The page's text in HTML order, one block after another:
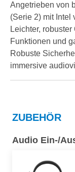
Angetrieben von
(Serie 2) mit Intel
Leichter,
Funktionen und
Robuste
immersive
ZUBEHÖR
Audio Ein-/